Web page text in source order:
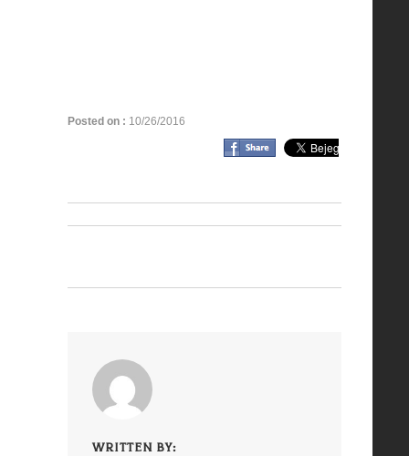
Posted on : 10/26/2016
WRITTEN BY: